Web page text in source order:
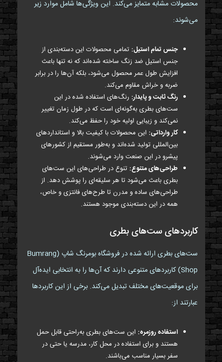
محصولات مشابه متمایز می‌کند. این ویژگی‌ها شامل موارد زیر
می‌شوند:
جنس تمام استیل: تمامی محصولات این دسته‌بندی از
جنس استیل ضد زنگ ساخته شده‌اند که نه تنها باعث
افزایش طول عمر محصول می‌شود، بلکه آن‌ها را در برابر
ضربه و خراش مقاوم می‌کند.
رنگ ثابت و پایدار: رنگ‌های استفاده شده در این
ست‌های بطری به‌گونه‌ای است که در طول زمان تغییر
نمی‌کند و زیبایی اولیه خود را حفظ می‌کند.
کار وارداتی: این محصولات با کیفیت بالا و استانداردهای
بین‌المللی تولید شده‌اند و به‌طور مستقیم از کشورهای
پیشرو در این صنعت وارد می‌شوند.
طراحی‌های متنوع: تنوع در طراحی‌های این ست‌های
بطری باعث می‌شود تا هر سلیقه‌ای را پوشش دهد. از
طراحی‌های ساده و مدرن تا طرح‌های فانتزی و خاص،
همه در این دسته‌بندی موجود هستند.
کاربردهای ست‌های بطری
ست‌های بطری ارائه شده در فروشگاه بومرنگ شاپ (Bumrang
Shop) کاربردهای متنوعی دارند که آن‌ها را به انتخابی ایده‌آل
برای موقعیت‌های مختلف تبدیل می‌کند. برخی از این کاربردها
عبارتند از:
استفاده روزمره: این ست‌های بطری به‌راحتی قابل حمل
هستند و برای استفاده در محل کار، مدرسه یا حتی در
سفر بسیار مناسب می‌باشند.